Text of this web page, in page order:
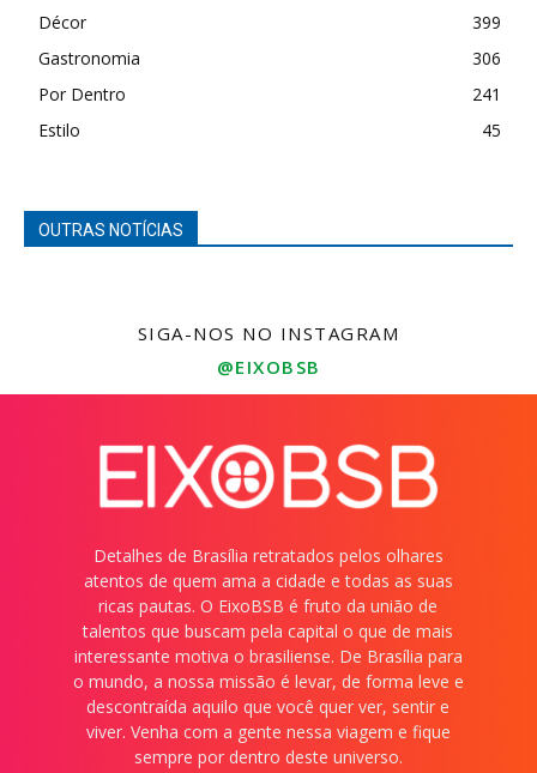
Décor
399
Gastronomia
306
Por Dentro
241
Estilo
45
OUTRAS NOTÍCIAS
SIGA-NOS NO INSTAGRAM
@EIXOBSB
Detalhes de Brasília retratados pelos olhares
atentos de quem ama a cidade e todas as suas
ricas pautas. O EixoBSB é fruto da união de
talentos que buscam pela capital o que de mais
interessante motiva o brasiliense. De Brasília para
o mundo, a nossa missão é levar, de forma leve e
descontraída aquilo que você quer ver, sentir e
viver. Venha com a gente nessa viagem e fique
sempre por dentro deste universo.